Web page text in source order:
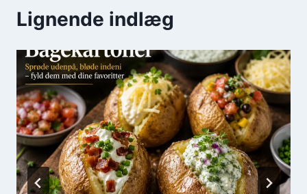
Lignende indlæg